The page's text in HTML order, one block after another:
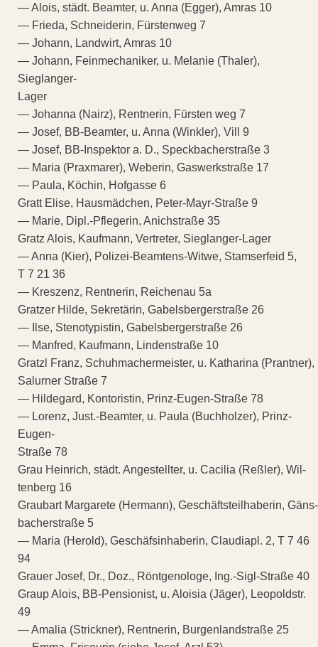
— Alois, städt. Beamter, u. Anna (Egger), Amras 10
— Frieda, Schneiderin, Fürstenweg 7
— Johann, Landwirt, Amras 10
— Johann, Feinmechaniker, u. Melanie (Thaler),
Sieglanger-
Lager
— Johanna (Nairz), Rentnerin, Fürsten weg 7
— Josef, BB-Beamter, u. Anna (Winkler), Vill 9
— Josef, BB-Inspektor a. D., Speckbacherstraße 3
— Maria (Praxmarer), Weberin, Gaswerkstraße 17
— Paula, Köchin, Hofgasse 6
Gratt Elise, Hausmädchen, Peter-Mayr-Straße 9
— Marie, Dipl.-Pflegerin, Anichstraße 35
Gratz Alois, Kaufmann, Vertreter, Sieglanger-Lager
— Anna (Kier), Polizei-Beamtens-Witwe, Stamserfeid 5,
T 7 21 36
— Kreszenz, Rentnerin, Reichenau 5a
Gratzer Hilde, Sekretärin, Gabelsbergerstraße 26
— Ilse, Stenotypistin, Gabelsbergerstraße 26
— Manfred, Kaufmann, Lindenstraße 10
Gratzl Franz, Schuhmachermeister, u. Katharina (Prantner),
Salurner Straße 7
— Hildegard, Kontoristin, Prinz-Eugen-Straße 78
— Lorenz, Just.-Beamter, u. Paula (Buchholzer), Prinz-
Eugen-
Straße 78
Grau Heinrich, städt. Angestellter, u. Cacilia (Reßler), Wil-
tenberg 16
Graubart Margarete (Hermann), Geschäftsteilhaberin, Gäns-
bacherstraße 5
— Maria (Herold), Geschäfsinhaberin, Claudiapl. 2, T 7 46
94
Grauer Josef, Dr., Doz., Röntgenologe, Ing.-Sigl-Straße 40
Graup Alois, BB-Pensionist, u. Aloisia (Jäger), Leopoldstr.
49
— Amalia (Strickner), Rentnerin, Burgenlandstraße 25